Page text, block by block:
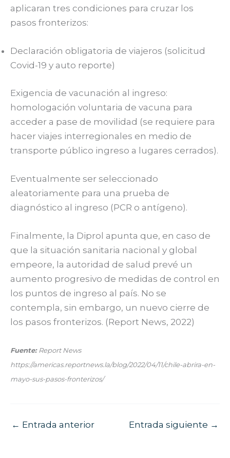
aplicaran tres condiciones para cruzar los
pasos fronterizos:
Declaración obligatoria de viajeros (solicitud
Covid-19 y auto reporte)
Exigencia de vacunación al ingreso:
homologación voluntaria de vacuna para
acceder a pase de movilidad (se requiere para
hacer viajes interregionales en medio de
transporte público ingreso a lugares cerrados).
Eventualmente ser seleccionado
aleatoriamente para una prueba de
diagnóstico al ingreso (PCR o antígeno).
Finalmente, la Diprol apunta que, en caso de
que la situación sanitaria nacional y global
empeore, la autoridad de salud prevé un
aumento progresivo de medidas de control en
los puntos de ingreso al país. No se
contempla, sin embargo, un nuevo cierre de
los pasos fronterizos. (Report News, 2022)
Fuente:Report News
https://americas.reportnews.la/blog/2022/04/11/chile-abrira-en-
mayo-sus-pasos-fronterizos/
← Entrada anterior Entrada siguiente →